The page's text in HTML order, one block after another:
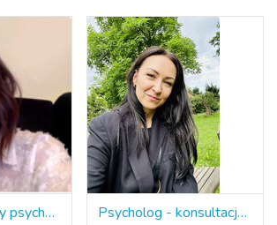
Gabinet pomocy psychologicznej i psychoterapii Psycholog - konsultacje indywidualne i par